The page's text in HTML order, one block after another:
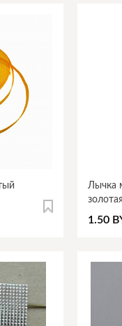
Лычка
1.50